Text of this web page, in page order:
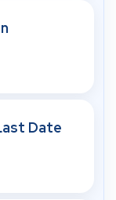
Date